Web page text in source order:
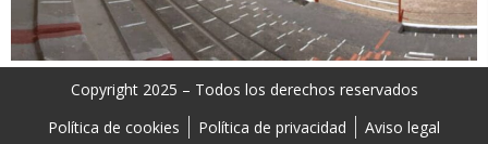
Copyright 2025 – Todos los derechos reservados
Política de cookies
Política de privacidad Aviso legal